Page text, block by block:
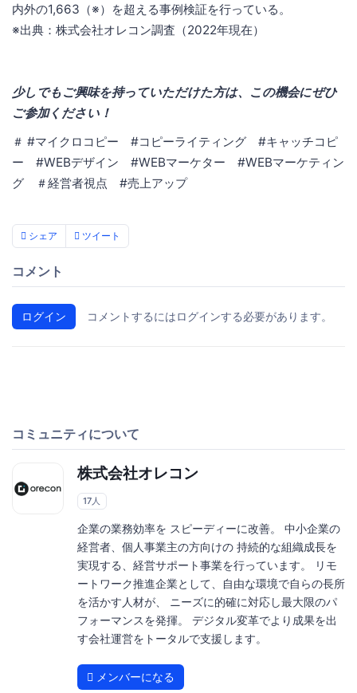
内外の1,663（※）を超える事例検証を行っている。
※出典：株式会社オレコン調査（2022年現在）
少しでもご興味を持っていただけた方は、この機会にぜひ
ご参加ください！
＃ #マイクロコピー #コピーライティング #キャッチコピ
ー #WEBデザイン #WEBマーケター #WEBマーケティン
グ ＃経営者視点 #売上アップ
シェア ツイート
コメント
ログイン コメントするにはログインする必要があります。
コミュニティについて
株式会社オレコン
17人
企業の業務効率を スピーディーに改善。 中小企業の
経営者、個人事業主の方向けの 持続的な組織成長を
実現する、経営サポート事業を行っています。 リモ
ートワーク推進企業として、自由な環境で自らの長所
を活かす人材が、 ニーズに的確に対応し最大限のパ
フォーマンスを発揮。 デジタル変革でより成果を出
す会社運営をトータルで支援します。
メンバーになる